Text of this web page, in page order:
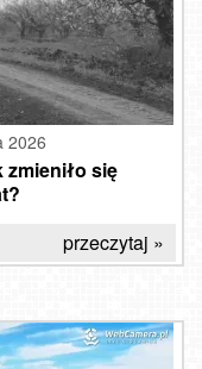
2026
się
przeczytaj »